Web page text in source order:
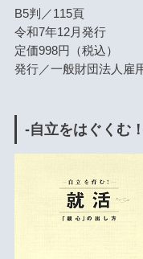
B5判／115頁
令和7年12月発行
定価998円（税込）
発行／一般財団法人雇
-自立をはぐくむ